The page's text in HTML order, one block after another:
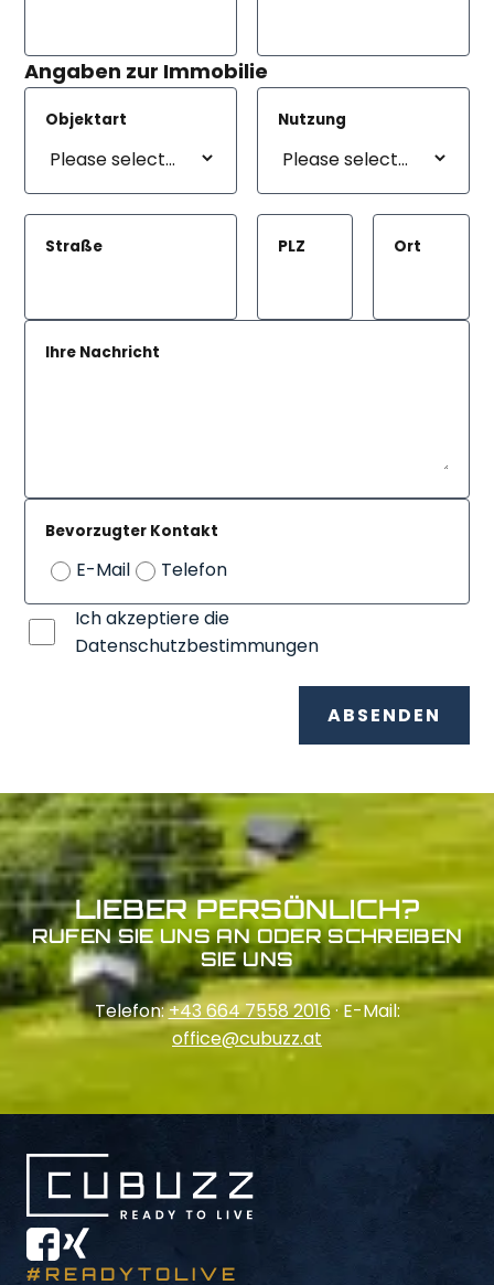
Angaben zur Immobilie
Objektart Nutzung
Straße PLZ Ort
Ihre Nachricht
Bevorzugter Kontakt
E-Mail
Telefon
Ich akzeptiere die
Datenschutzbestimmungen
ABSENDEN
LIEBER PERSÖNLICH?
RUFEN SIE UNS AN ODER SCHREIBEN
SIE UNS
Telefon:+43 664 7558 2016· E-Mail:
office@cubuzz.at
#READYTOLIVE